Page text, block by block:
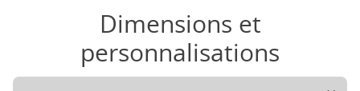
Dimensions et
personnalisations